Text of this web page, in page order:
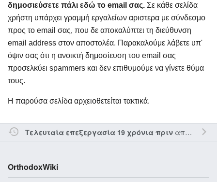
δημοσιεύσετε πάλι εδώ το email σας. Σε κάθε σελίδα
χρήστη υπάρχει γραμμή εργαλείων αριστερα με σύνδεσμο
προς το email σας, που δε αποκαλύπτει τη διεύθυνση
email address στον αποστολέα. Παρακαλούμε λάβετε υπ'
όψιν σας ότι η ανοικτή δημοσίευση του email σας
προσελκύει spammers και δεν επιθυμούμε να γίνετε θύμα
τους.
Η παρούσα σελίδα αρχειοθετείται τακτικά.
Τελευταία επεξεργασία 19 χρόνια πριναπό τον την
OrthodoxWiki